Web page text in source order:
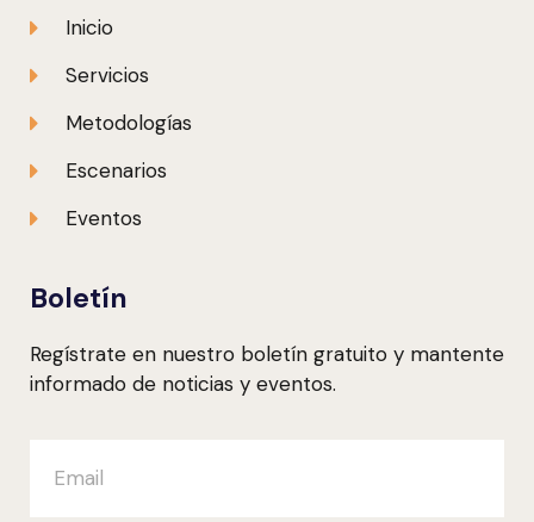
Inicio
Servicios
Metodologías
Escenarios
Eventos
Boletín
Regístrate en nuestro boletín gratuito y mantente
informado de noticias y eventos.